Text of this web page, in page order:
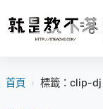
首頁 › 標籤：clip-dj